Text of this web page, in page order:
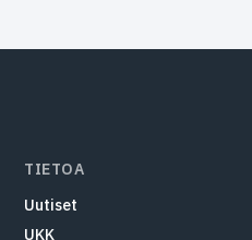
TIETOA
Uutiset
UKK